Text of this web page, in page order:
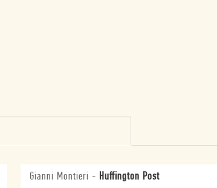
Gianni Montieri - Huffington Post